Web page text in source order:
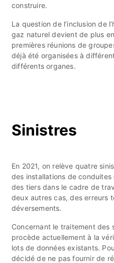
construire.
La question de l’inclusion de
gaz naturel devient de plus
premières réunions de
déjà été organisées à
différents organes.
Sinistres
En 2021, on relève quatre
des installations de
des tiers dans le cadre de
deux autres cas, des erreurs
déversements.
Concernant le traitement des
procède actuellement à la
lots de données existants.
décidé de ne pas fournir de